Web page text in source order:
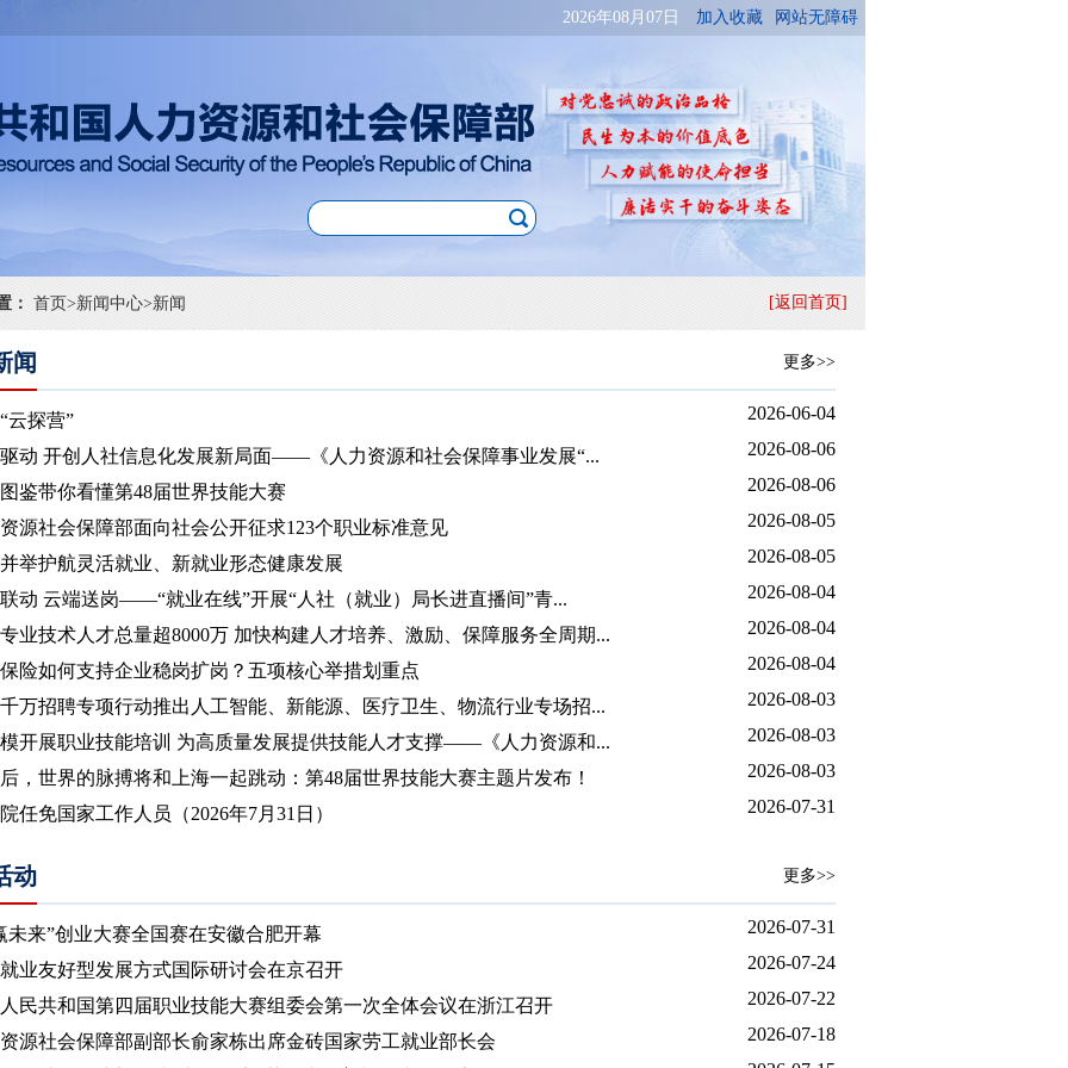
： 首页>新闻中心>新闻 [返回首页]
闻 更多>>
云探营” 2026-06-04
动 开创人社信息化发展新局面——《人力资源和社会保障事业发展“... 2026-08-06
鉴带你看懂第48届世界技能大赛 2026-08-06
源社会保障部面向社会公开征求123个职业标准意见 2026-08-05
举护航灵活就业、新就业形态健康发展 2026-08-05
动 云端送岗——“就业在线”开展“人社（就业）局长进直播间”青... 2026-08-04
业技术人才总量超8000万 加快构建人才培养、激励、保障服务全周期... 2026-08-04
险如何支持企业稳岗扩岗？五项核心举措划重点 2026-08-04
万招聘专项行动推出人工智能、新能源、医疗卫生、物流行业专场招... 2026-08-03
开展职业技能培训 为高质量发展提供技能人才支撑——《人力资源和... 2026-08-03
，世界的脉搏将和上海一起跳动：第48届世界技能大赛主题片发布！ 2026-08-03
任免国家工作人员（2026年7月31日） 2026-07-31
动 更多>>
未来”创业大赛全国赛在安徽合肥开幕 2026-07-31
业友好型发展方式国际研讨会在京召开 2026-07-24
民共和国第四届职业技能大赛组委会第一次全体会议在浙江召开 2026-07-22
源社会保障部副部长俞家栋出席金砖国家劳工就业部长会 2026-07-18